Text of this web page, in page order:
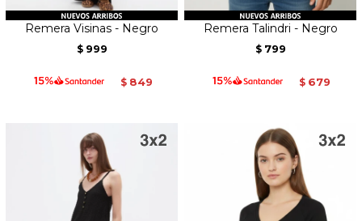
Remera Visinas - Negro
$ 999
$ 849
Remera Talindri - Negro
$ 799
$ 679